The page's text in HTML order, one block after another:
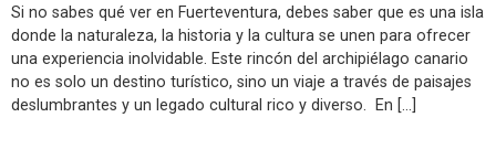
Si no sabes qué ver en Fuerteventura, debes saber que es una isla
donde la naturaleza, la historia y la cultura se unen para ofrecer
una experiencia inolvidable. Este rincón del archipiélago canario
no es solo un destino turístico, sino un viaje a través de paisajes
deslumbrantes y un legado cultural rico y diverso. En […]